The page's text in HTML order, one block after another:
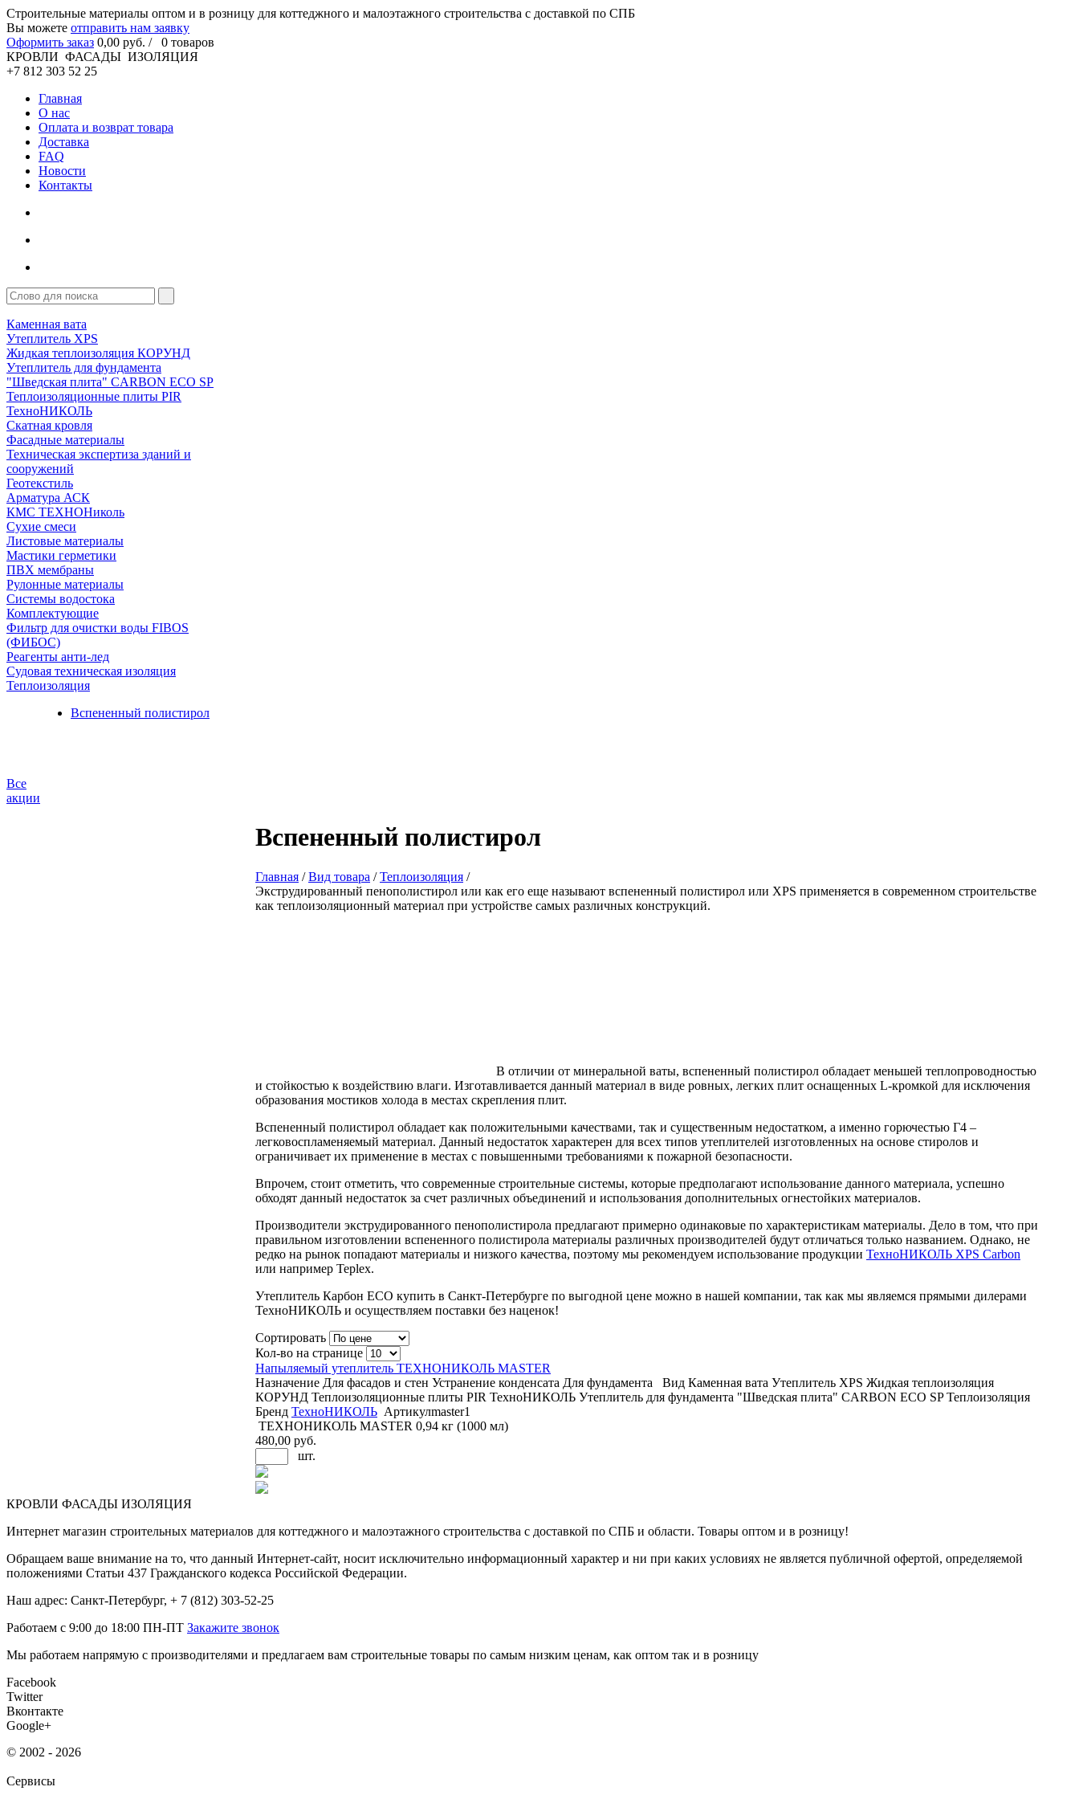
Cтроительные материалы оптом и в розницу для коттеджного и малоэтажного строительства с доставкой по СПБ
Вы можете отправить нам заявку
Оформить заказ 0,00 руб. / 0 товаров
КРОВЛИ ФАСАДЫ ИЗОЛЯЦИЯ
+7 812 303 52 25
Главная
О нас
Оплата и возврат товара
Доставка
FAQ
Новости
Контакты
Каменная вата
Утеплитель XPS
Жидкая теплоизоляция КОРУНД
Утеплитель для фундамента
"Шведская плита" CARBON ECO SP
Теплоизоляционные плиты PIR
ТехноНИКОЛЬ
Скатная кровля
Фасадные материалы
Техническая экспертиза зданий и
сооружений
Геотекстиль
Арматура АСК
КМС ТЕХНОНиколь
Сухие смеси
Листовые материалы
Мастики герметики
ПВХ мембраны
Рулонные материалы
Системы водостока
Комплектующие
Фильтр для очистки воды FIBOS
(ФИБОС)
Реагенты анти-лед
Судовая техническая изоляция
Теплоизоляция
Вспененный полистирол
Все
акции
Вспененный полистирол
Главная /Вид товара /Теплоизоляция /
Экструдированный пенополистирол или как его еще называют вспененный полистирол или XPS применяется в современном строительстве
как теплоизоляционный материал при устройстве самых различных конструкций.
В отличии от минеральной ваты, вспененный полистирол обладает меньшей теплопроводностью
и стойкостью к воздействию влаги. Изготавливается данный материал в виде ровных, легких плит оснащенных L-кромкой для исключения
образования мостиков холода в местах скрепления плит.
Вспененный полистирол обладает как положительными качествами, так и существенным недостатком, а именно горючестью Г4 –
легковоспламеняемый материал. Данный недостаток характерен для всех типов утеплителей изготовленных на основе стиролов и
ограничивает их применение в местах с повышенными требованиями к пожарной безопасности.
Впрочем, стоит отметить, что современные строительные системы, которые предполагают использование данного материала, успешно
обходят данный недостаток за счет различных объединений и использования дополнительных огнестойких материалов.
Производители экструдированного пенополистирола предлагают примерно одинаковые по характеристикам материалы. Дело в том, что при
правильном изготовлении вспененного полистирола материалы различных производителей будут отличаться только названием. Однако, не
редко на рынок попадают материалы и низкого качества, поэтому мы рекомендуем использование продукции ТехноНИКОЛЬ XPS Carbon
или например Teplex.
Утеплитель Карбон ECO купить в Санкт-Петербурге по выгодной цене можно в нашей компании, так как мы являемся прямыми дилерами
ТехноНИКОЛЬ и осуществляем поставки без наценок!
Сортировать
Кол-во на странице
Напыляемый утеплитель ТЕХНОНИКОЛЬ MASTER
Назначение Для фасадов и стен Устранение конденсата Для фундамента Вид Каменная вата Утеплитель XPS Жидкая теплоизоляция
КОРУНД Теплоизоляционные плиты PIR ТехноНИКОЛЬ Утеплитель для фундамента "Шведская плита" CARBON ECO SP Теплоизоляция
Бренд ТехноНИКОЛЬ Артикулmaster1
ТЕХНОНИКОЛЬ MASTER 0,94 кг (1000 мл)
480,00 руб.
шт.
КРОВЛИ ФАСАДЫ ИЗОЛЯЦИЯ
Интернет магазин строительных материалов для коттеджного и малоэтажного строительства с доставкой по СПБ и области. Товары оптом и в розницу!
Обращаем ваше внимание на то, что данный Интернет-сайт, носит исключительно информационный характер и ни при каких условиях не является публичной офертой, определяемой
положениями Статьи 437 Гражданского кодекса Российской Федерации.
Наш адрес: Санкт-Петербург, + 7 (812) 303-52-25
Работаем с 9:00 до 18:00 ПН-ПТ Закажите звонок
Мы работаем напрямую с производителями и предлагаем вам строительные товары по самым низким ценам, как оптом так и в розницу
Facebook
Twitter
Вконтакте
Google+
© 2002 - 2026
Сервисы